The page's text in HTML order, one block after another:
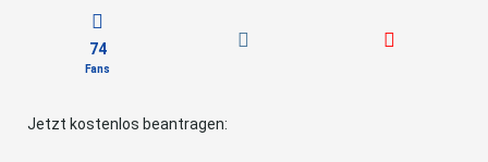
74
Fans
Jetzt kostenlos beantragen: